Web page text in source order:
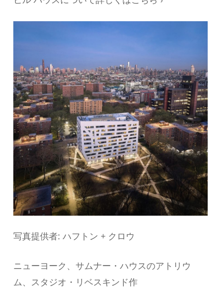
写真提供者: ハフトン + クロウ
ニューヨーク、サムナー・ハウスのアトリウ
ム、スタジオ・リベスキンド作